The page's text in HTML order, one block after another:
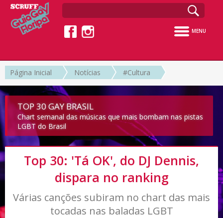
MENU
Página Inicial Notícias #Cultura
TOP 30 GAY BRASIL
Chart semanal das músicas que mais bombam nas pistas
LGBT do Brasil
Top 30: 'Tá OK', do DJ Dennis,
dispara no ranking
Várias canções subiram no chart das mais
tocadas nas baladas LGBT